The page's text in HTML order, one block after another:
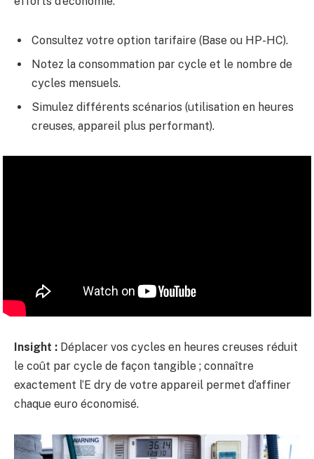
Consultez votre option tarifaire (Base ou HP-HC).
Notez la consommation par cycle et le nombre de
cycles mensuels.
Simulez différents scénarios (utilisation en heures
creuses, appareil plus performant).
Insight : Déplacer vos cycles en heures creuses réduit
le coût par cycle de façon tangible ; connaître
exactement l’E dry de votre appareil permet d’affiner
chaque euro économisé.